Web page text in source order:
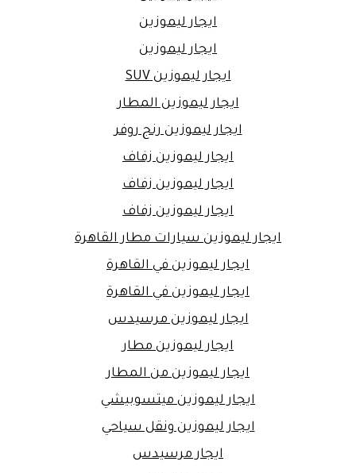
ايجار ليموزين
ايجار ليموزين
ايجار ليموزين SUV
ايجار ليموزين المطار
ايجار ليموزين رنج روفر
ايجار ليموزين زفاف
ايجار ليموزين زفاف
ايجار ليموزين زفاف
ايجار ليموزين سيارات مطار القاهرة
ايجار ليموزين في القاهرة
ايجار ليموزين في القاهرة
ايجار ليموزين مرسيدس
ايجار ليموزين مطار
ايجار ليموزين من المطار
ايجار ليموزين ميتسوبيشي
ايجار ليموزين ونقل سياحي
ايجار مرسيدس